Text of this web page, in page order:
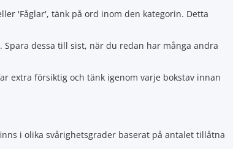
'Fåglar', tänk på ord inom den kategorin. Detta
Spara dessa till sist, när du redan har många andra
extra försiktig och tänk igenom varje bokstav innan
i olika svårighetsgrader baserat på antalet tillåtna